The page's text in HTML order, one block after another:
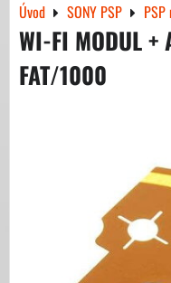
Úvod SONY PSP
WI-FI MODUL +
FAT/1000